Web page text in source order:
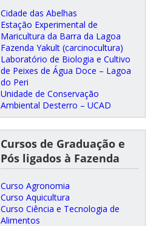
Cidade das Abelhas
Estação Experimental de
Maricultura da Barra da Lagoa
Fazenda Yakult (carcinocultura)
Laboratório de Biologia e Cultivo
de Peixes de Água Doce – Lagoa
do Peri
Unidade de Conservação
Ambiental Desterro – UCAD
Cursos de Graduação e
Pós ligados à Fazenda
Curso Agronomia
Curso Aquicultura
Curso Ciência e Tecnologia de
Alimentos